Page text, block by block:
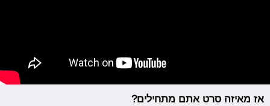
אז מאיזה סרט אתם מתחילים?